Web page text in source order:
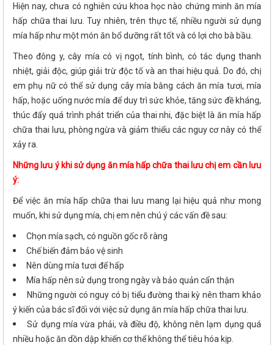
Hiện nay, chưa có nghiên cứu khoa học nào chứng minh ăn mía
hấp chữa thai lưu. Tuy nhiên, trên thực tế, nhiều người sử dụng
mía hấp như một món ăn bổ dưỡng rất tốt và có lợi cho bà bầu.
Theo đông y, cây mía có vị ngọt, tính bình, có tác dụng thanh
nhiệt, giải độc, giúp giải trừ độc tố và an thai hiệu quả. Do đó, chị
em phụ nữ có thể sử dụng cây mía bằng cách ăn mía tươi, mía
hấp, hoặc uống nước mía để duy trì sức khỏe, tăng sức đề kháng,
thúc đẩy quá trình phát triển của thai nhi, đặc biệt là ăn mía hấp
chữa thai lưu, phòng ngừa và giảm thiểu các nguy cơ này có thể
xảy ra.
Những lưu ý khi sử dụng ăn mía hấp chữa thai lưu chị em cần lưu
ý:
Để việc ăn mía hấp chữa thai lưu mang lại hiệu quả như mong
muốn, khi sử dụng mía, chị em nên chú ý các vấn đề sau:
Chọn mía sạch, có nguồn gốc rõ ràng
Chế biến đảm bảo vệ sinh
Nên dùng mía tươi để hấp
Mía hấp nên sử dụng trong ngày và bảo quản cẩn thận
Những người có nguy có bị tiểu đường thai kỳ nên tham khảo
ý kiến của bác sĩ đối với việc sử dụng ăn mía hấp chữa thai lưu.
Sử dụng mía vừa phải, và điều độ, không nên lạm dụng quá
nhiều hoặc ăn dồn dập khiến cơ thể không thể tiêu hóa kịp.